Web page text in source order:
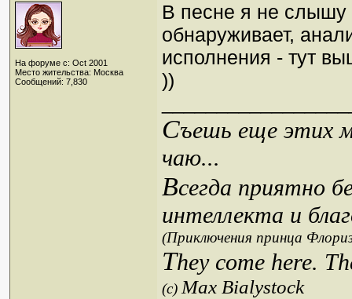
На форуме с: Oct 2001
Место жительства: Москва
Сообщений: 7,830
В песне я не слышу
обнаруживает,
исполнения - тут
))
Съешь еще этих
чаю...
Всегда приятно
интеллекта и
(Приключения принца
They come here.
(c)Max Bialystock